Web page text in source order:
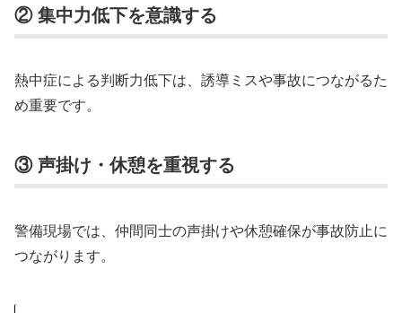
② 集中力低下を意識する
熱中症による判断力低下は、誘導ミスや事故につながるた
め重要です。
③ 声掛け・休憩を重視する
警備現場では、仲間同士の声掛けや休憩確保が事故防止に
つながります。